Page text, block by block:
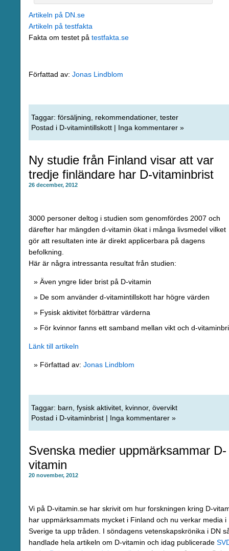
Artikeln på DN.se
Artikeln på testfakta
Fakta om testet på testfakta.se
Författad av: Jonas Lindblom
Taggar: försäljning rekommendationer, tester
Postad i D-vitamintillskott | Inga kommentarer »
Ny studie från Finland visar att var
tredje finländare har D-vitaminbrist
26 december, 2012
3000 personer deltog i studien som genomfördes 2007 och
därefter har mängden d-vitamin ökat i många livsmedel vilket
gör att resultaten inte är direkt applicerbara på dagens
befolkning.
Här är några intressanta resultat från studien:
Även yngre lider brist på D-vitamin
De som använder d-vitamintillskott har högre värden
Fysisk aktivitet förbättrar värderna
För kvinnor fanns ett samband mellan vikt och d-
Länk till artikeln
Författad av: Jonas Lindblom
Taggar: barn fysisk aktivitet kvinnor, övervikt
Postad i D-vitaminbrist | Inga kommentarer »
Svenska medier uppmärksammar D-
vitamin
20 november, 2012
Vi på D-vitamin.se har skrivit om hur forskningen kring D-
har uppmärksammats mycket i Finland och nu verkar media i
Sverige ta upp tråden. I söndagens vetenskapskrönika i DN
handlade hela artikeln om D-vitamin och idag publicerade